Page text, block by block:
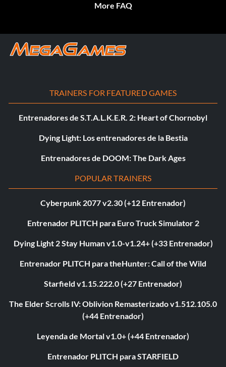
More FAQ
TRAINERS FOR FEATURED GAMES
Entrenadores de S.T.A.L.K.E.R. 2: Heart of Chornobyl
Dying Light: Los entrenadores de la Bestia
Entrenadores de DOOM: The Dark Ages
POPULAR TRAINERS
Cyberpunk 2077 v2.30 (+12 Entrenador)
Entrenador PLITCH para Euro Truck Simulator 2
Dying Light 2 Stay Human v1.0-v1.24+ (+33 Entrenador)
Entrenador PLITCH para theHunter: Call of the Wild
Starfield v1.15.222.0 (+27 Entrenador)
The Elder Scrolls IV: Oblivion Remasterizado v1.512.105.0
(+44 Entrenador)
Leyenda de Mortal v1.0+ (+44 Entrenador)
Entrenador PLITCH para STARFIELD